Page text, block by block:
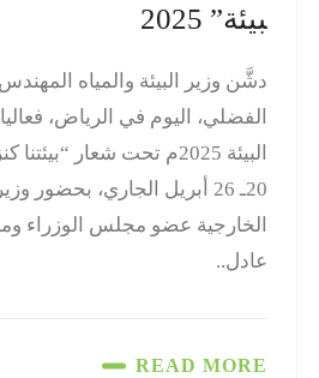
بيئة” 2025
دشَّن وزير البيئة والمياه
الفضلي، اليوم في الرياض،
البيئة 2025م تحت شعار
20ـ 26 أبريل الجاري، بحضور
الخارجية عضو مجلس الوزراء
عادل..
READ MORE